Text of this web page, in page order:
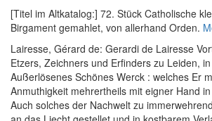
[Titel im Altkatalog:] 72. Stück Catholische
Birgament gemahlet, von allerhand Orden.
Lairesse, Gérard de: Gerardi de Lairesse
Etzers, Zeichners und Erfinders zu Leiden,
Außerlösenes Schönes Werck : welches Er
Anmuthigkeit mehrertheils mit eigner Hand
Auch solches der Nachwelt zu